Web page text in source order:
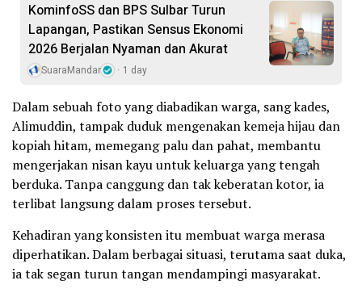
KominfoSS dan BPS Sulbar Turun
Lapangan, Pastikan Sensus Ekonomi
2026 Berjalan Nyaman dan Akurat
SuaraMandar 1 day
Dalam sebuah foto yang diabadikan warga, sang kades,
Alimuddin, tampak duduk mengenakan kemeja hijau dan
kopiah hitam, memegang palu dan pahat, membantu
mengerjakan nisan kayu untuk keluarga yang tengah
berduka. Tanpa canggung dan tak keberatan kotor, ia
terlibat langsung dalam proses tersebut.
Kehadiran yang konsisten itu membuat warga merasa
diperhatikan. Dalam berbagai situasi, terutama saat duka,
ia tak segan turun tangan mendampingi masyarakat.